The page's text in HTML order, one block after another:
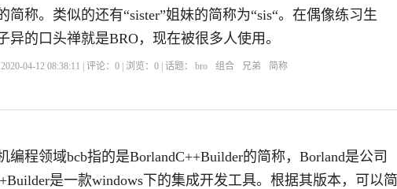
简称。类似的还有“sister”姐妹的简称为“sis“。在偶像练习生
异的口头禅就是BRO，现在被很多人使用。
04-12 08:38:11 | 评论：0 | 浏览：0 | 话题： bro 组合 兄弟 简称
编程领域bcb指的是BorlandC++Builder的简称，Borland是公司
是一款windows下的集成开发工具。根据其版本，可以简